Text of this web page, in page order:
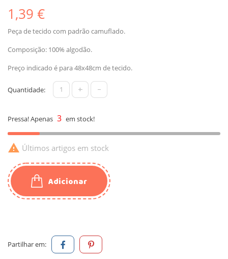
1,39 €
Peça de tecido com padrão camuflado.
Composição: 100% algodão.
Preço indicado é para 48x48cm de tecido.
Quantidade: + -
Pressa! Apenas 3 em stock!
 Últimos artigos em stock
Adicionar
Partilhar em: